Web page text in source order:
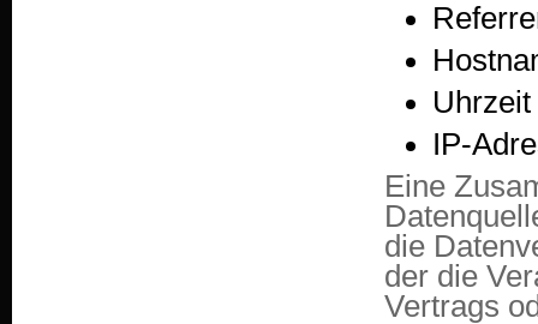
IP-
Eine
die
der die
Vertrags